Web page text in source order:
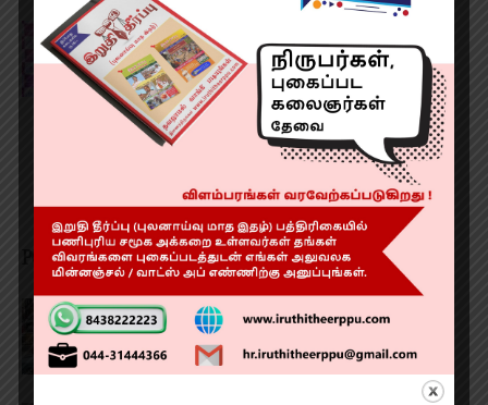
காவேரி மருத்துவமனை சேவையில் உயிர்காக்கும்
ஏ.இ.டி கருவி!
August 6, 2026
POPULAR POSTS
திருவான்மியூர் சிக்னல் வசூல் மன்னன்!
September 24, 2024